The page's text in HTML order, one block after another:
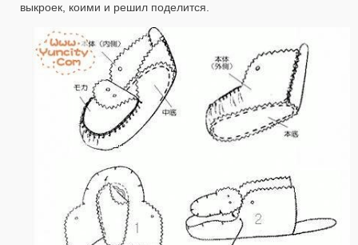
выкроек, коими и решил поделится.